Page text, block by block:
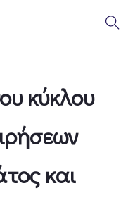
κύκλου
και